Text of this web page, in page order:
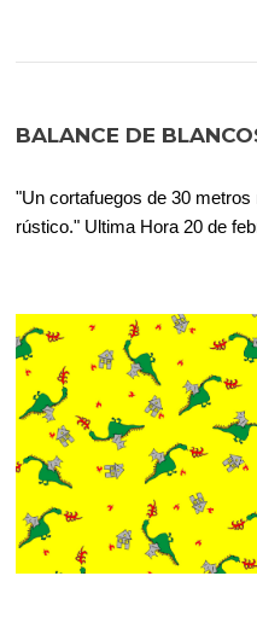
BALANCE DE
"Un cortafuegos de 30
rústico." Ultima Hora 20 de